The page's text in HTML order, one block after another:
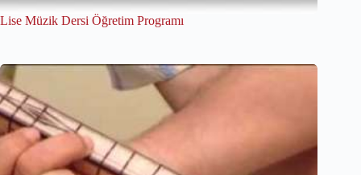
Lise Müzik Dersi Öğretim Programı